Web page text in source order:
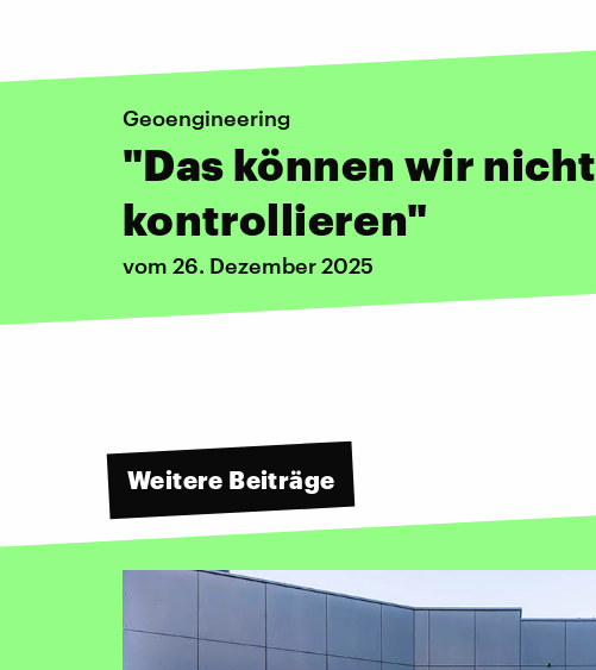
Geoengineering
"Das können wir nicht
kontrollieren"
vom 26. Dezember 2025
Weitere Beiträge